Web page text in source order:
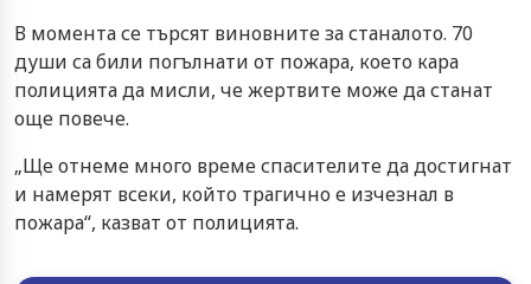
В момента се търсят виновните за станалото. 70
души са били погълнати от пожара, което кара
полицията да мисли, че жертвите може да станат
още повече.
„Ще отнеме много време спасителите да достигнат
и намерят всеки, който трагично е изчезнал в
пожара“, казват от полицията.